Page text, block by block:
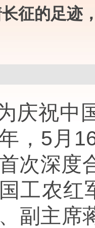
征的足迹
庆祝中
，5月
次深度
工农红
副主席